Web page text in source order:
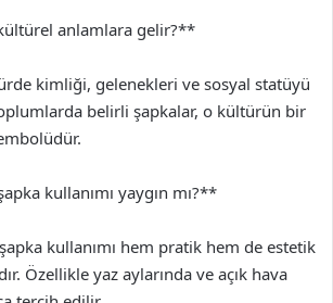
anlamlara gelir?**
kimliği, gelenekleri ve sosyal statüyü
belirli şapkalar, o kültürün bir
kullanımı yaygın mı?**
kullanımı hem pratik hem de estetik
Özellikle yaz aylarında ve açık hava